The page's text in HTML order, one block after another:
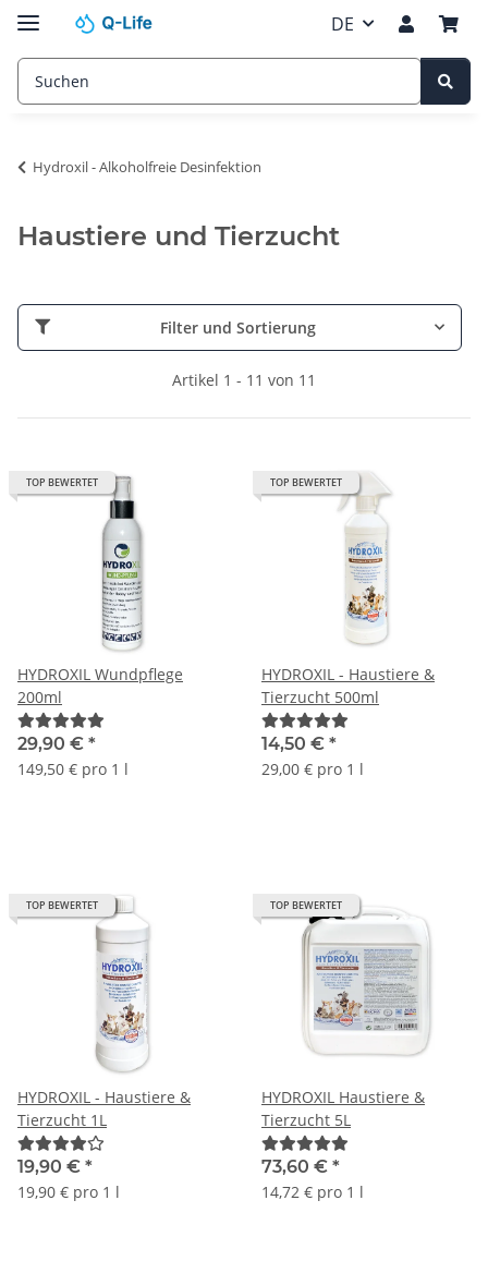
DE
Hydroxil - Alkoholfreie Desinfektion
Haustiere und Tierzucht
Filter und Sortierung
Artikel 1 - 11 von 11
TOP BEWERTET
HYDROXIL Wundpflege
200ml
29,90 € *
149,50 € pro 1 l
TOP BEWERTET
HYDROXIL - Haustiere &
Tierzucht 500ml
14,50 € *
29,00 € pro 1 l
TOP BEWERTET
HYDROXIL - Haustiere &
Tierzucht 1L
19,90 € *
19,90 € pro 1 l
TOP BEWERTET
HYDROXIL Haustiere &
Tierzucht 5L
73,60 € *
14,72 € pro 1 l